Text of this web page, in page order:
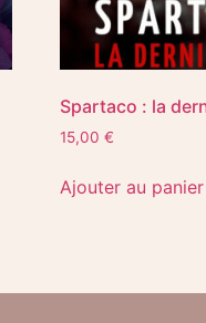
Spartaco : la
15,00€
Ajouter au panier